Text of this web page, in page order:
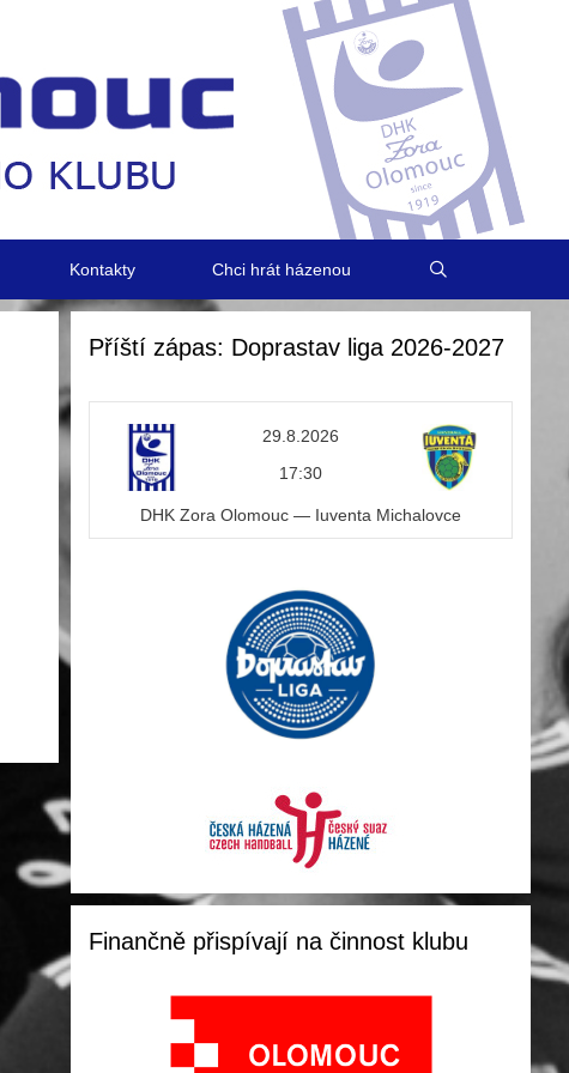
Kontakty Chci hrát házenou
Příští zápas: Doprastav liga 2026-2027
29.8.2026
17:30
DHK Zora Olomouc — Iuventa Michalovce
Finančně přispívají na činnost klubu